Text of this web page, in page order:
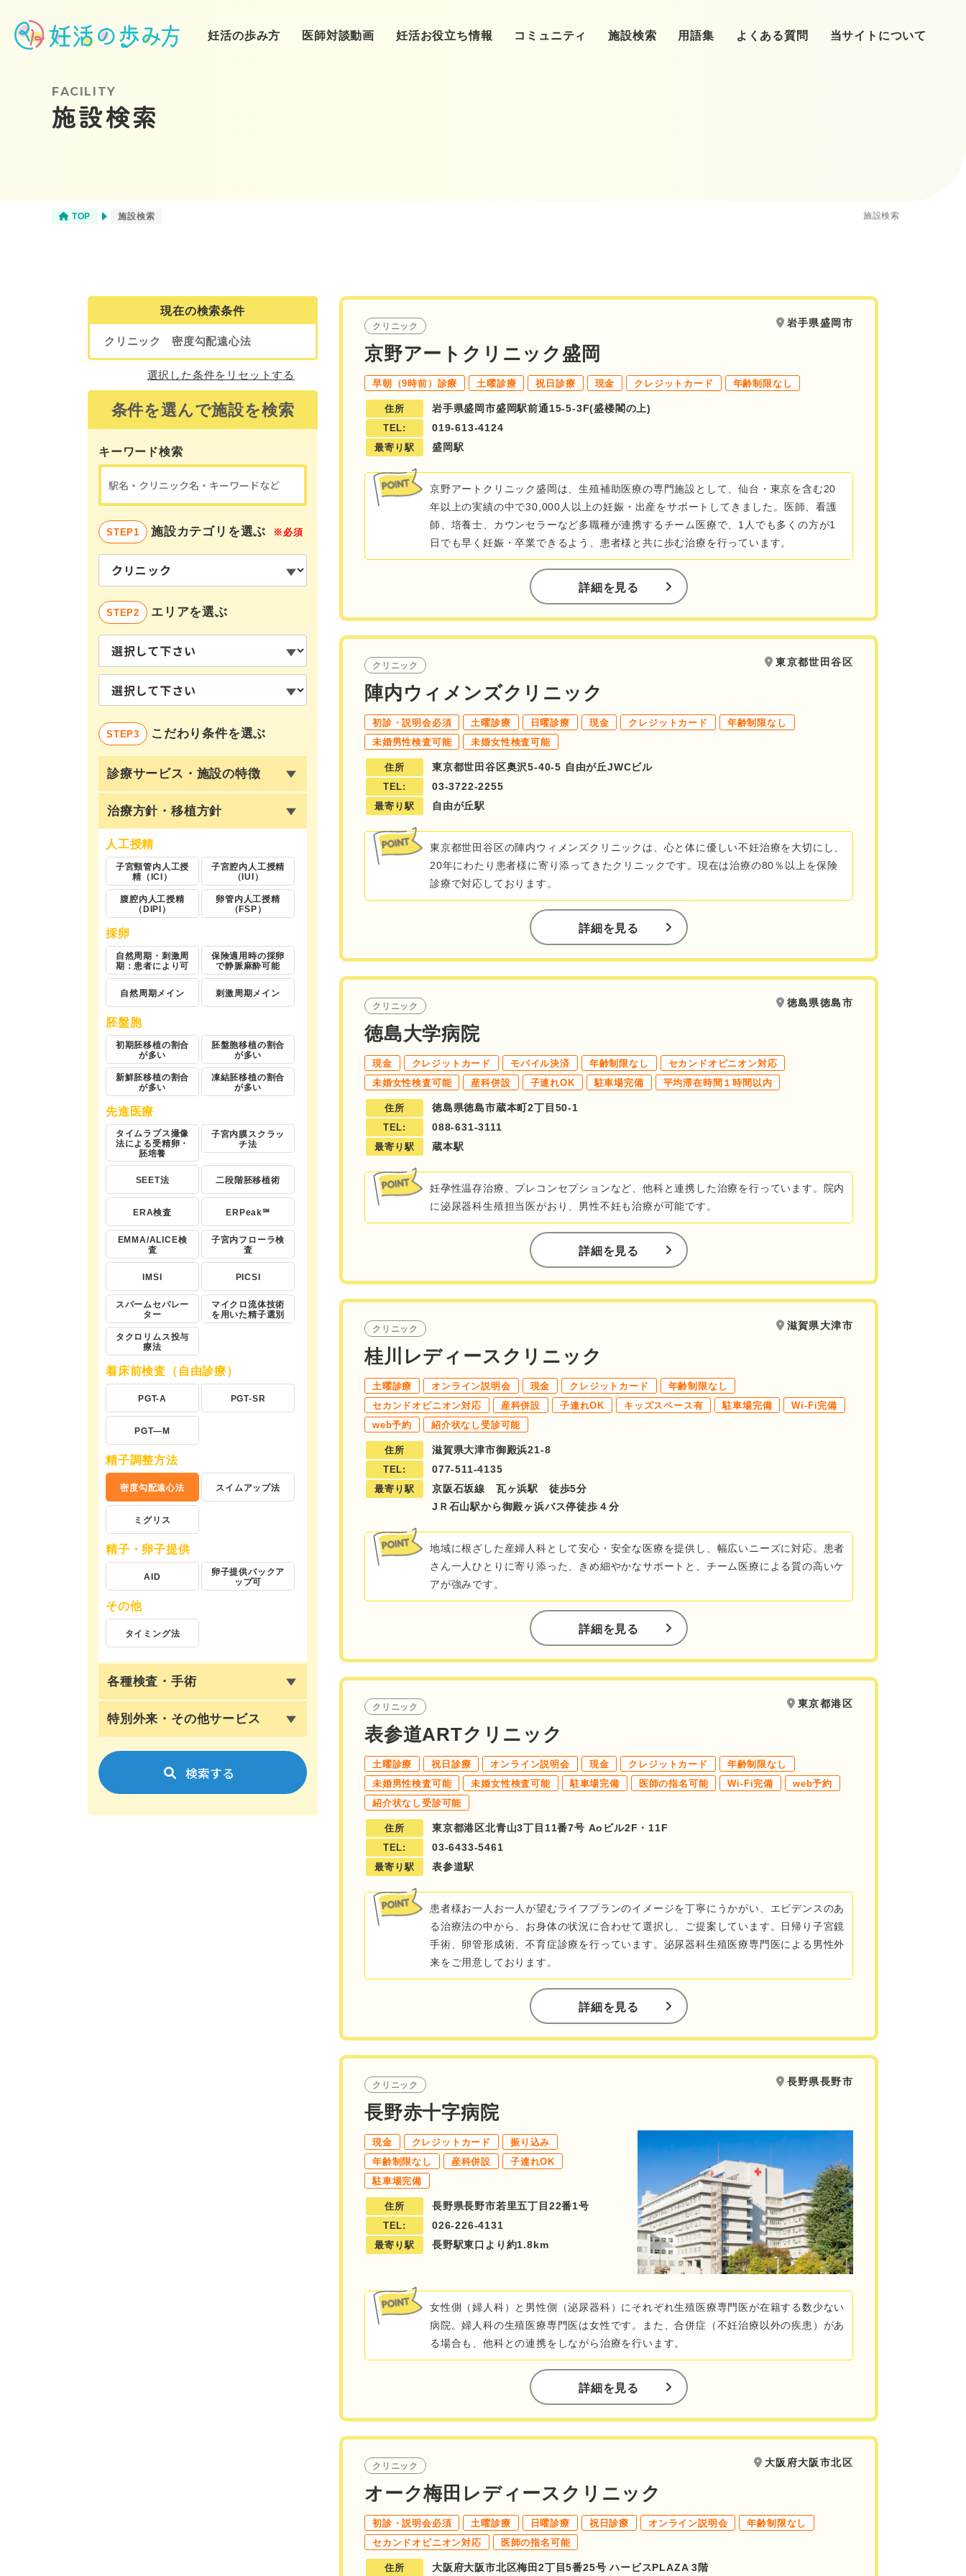
妊活の歩み方
❶妊活スタート
医師対談動画 妊活お役立ち情報
不妊治療
コミュニティ 施設検索 用語集 よくある質問 当サイトについて
施設検索
FACILITY
施設検索
TOP 施設検索
現在の検索条件
クリニック 密度勾配遠心法
選択した条件をリセットする
条件を選んで施設を検索
キーワード検索
STEP1 施設カテゴリを選ぶ ※必須
STEP2 エリアを選ぶ
STEP3 こだわり条件を選ぶ
診療サービス・施設の特徴
治療方針・移植方針
人工授精
子宮頸管内人工授
精（ICI）
子宮腔内人工授精
（IUI）
腹腔内人工授精
（DIPI）
卵管内人工授精
（FSP）
採卵
自然周期・刺激周
期：患者により可
保険適用時の採卵
で静脈麻酔可能
自然周期メイン 刺激周期メイン
胚盤胞
初期胚移植の割合
が多い
胚盤胞移植の割合
が多い
新鮮胚移植の割合
が多い
凍結胚移植の割合
が多い
先進医療
タイムラプス撮像
法による受精卵・
胚培養
子宮内膜スクラッ
チ法
SEET法 二段階胚移植術
ERA検査 ERPeak℠
EMMA/ALICE検
査
子宮内フローラ検
査
IMSI PICSI
スパームセパレー
ター
マイクロ流体技術
を用いた精子選別
タクロリムス投与
療法
着床前検査（自由診療）
PGT-A PGT-SR
PGT―M
精子調整方法
密度勾配遠心法 スイムアップ法
ミグリス
精子・卵子提供
AID
卵子提供バックア
ップ可
その他
タイミング法
各種検査・手術
特別外来・その他サービス
クリニック 岩手県盛岡市
京野アートクリニック盛岡
早朝（9時前）診療 土曜診療 祝日診療 現金 クレジットカード 年齢制限なし
住所 岩手県盛岡市盛岡駅前通15-5-3F(盛楼閣の上)
TEL: 019-613-4124
最寄り駅 盛岡駅
京野アートクリニック盛岡は、生殖補助医療の専門施設として、仙台・東京を含む20
年以上の実績の中で30,000人以上の妊娠・出産をサポートしてきました。医師、看護
師、培養士、カウンセラーなど多職種が連携するチーム医療で、1人でも多くの方が1
日でも早く妊娠・卒業できるよう、患者様と共に歩む治療を行っています。
詳細を見る
クリニック 東京都世田谷区
陣内ウィメンズクリニック
初診・説明会必須 土曜診療 日曜診療 現金 クレジットカード
年齢制限なし
未婚男性検査可能
未婚女性検査可能
住所 東京都世田谷区奥沢5-40-5 自由が丘JWCビル
TEL: 03-3722-2255
最寄り駅 自由が丘駅
東京都世田谷区の陣内ウィメンズクリニックは、心と体に優しい不妊治療を大切にし、
20年にわたり患者様に寄り添ってきたクリニックです。現在は治療の80％以上を保険
診療で対応しております。
詳細を見る
クリニック 徳島県徳島市
徳島大学病院
現金 クレジットカード モバイル決済 年齢制限なし
セカンドオピニオン対応
未婚女性検査可能
産科併設 子連れOK 駐車場完備 平均滞在時間１時間以内
住所 徳島県徳島市蔵本町2丁目50-1
TEL: 088-631-3111
最寄り駅 蔵本駅
妊孕性温存治療、プレコンセプションなど、他科と連携した治療を行っています。院内
に泌尿器科生殖担当医がおり、男性不妊も治療が可能です。
詳細を見る
クリニック 滋賀県大津市
桂川レディースクリニック
土曜診療 オンライン説明会 現金 クレジットカード
年齢制限なし
セカンドオピニオン対応
産科併設 子連れOK キッズスペース有 駐車場完備
Wi-Fi完備
web予約
紹介状なし受診可能
住所 滋賀県大津市御殿浜21-8
TEL: 077-511-4135
最寄り駅
京阪石坂線 瓦ヶ浜駅 徒歩5分
JＲ石山駅から御殿ヶ浜バス停徒歩４分
地域に根ざした産婦人科として安心・安全な医療を提供し、幅広いニーズに対応。患者
さん一人ひとりに寄り添った、きめ細やかなサポートと、チーム医療による質の高いケ
アが強みです。
詳細を見る
クリニック 東京都港区
表参道ARTクリニック
土曜診療 祝日診療 オンライン説明会 現金 クレジットカード
年齢制限なし
未婚男性検査可能
未婚女性検査可能 駐車場完備 医師の指名可能 Wi-Fi完備
web予約
紹介状なし受診可能
住所 東京都港区北青山3丁目11番7号 Aoビル2F・11F
TEL: 03-6433-5461
最寄り駅 表参道駅
患者様お一人お一人が望むライフプランのイメージを丁寧にうかがい、エビデンスのあ
る治療法の中から、お身体の状況に合わせて選択し、ご提案しています。日帰り子宮鏡
手術、卵管形成術、不育症診療を行っています。泌尿器科生殖医療専門医による男性外
来をご用意しております。
詳細を見る
クリニック 長野県長野市
長野赤十字病院
現金 クレジットカード
振り込み
年齢制限なし
産科併設
子連れOK
駐車場完備
住所 長野県長野市若里五丁目22番1号
TEL: 026-226-4131
最寄り駅 長野駅東口より約1.8km
女性側（婦人科）と男性側（泌尿器科）にそれぞれ生殖医療専門医が在籍する数少ない
病院。婦人科の生殖医療専門医は女性です。また、合併症（不妊治療以外の疾患）があ
る場合も、他科との連携をしながら治療を行います。
詳細を見る
クリニック 大阪府大阪市北区
オーク梅田レディースクリニック
初診・説明会必須 土曜診療 日曜診療 祝日診療 オンライン説明会
年齢制限なし
セカンドオピニオン対応
医師の指名可能
住所 大阪府大阪市北区梅田2丁目5番25号 ハービスPLAZA 3階